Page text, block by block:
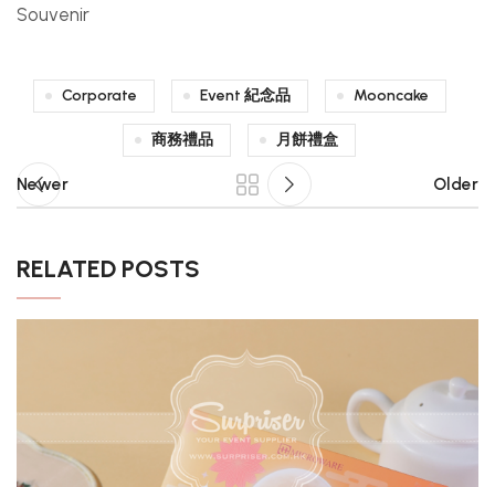
Souvenir
Corporate Event 紀念品 Mooncake
商務禮品 月餅禮盒
Newer Older
RELATED POSTS